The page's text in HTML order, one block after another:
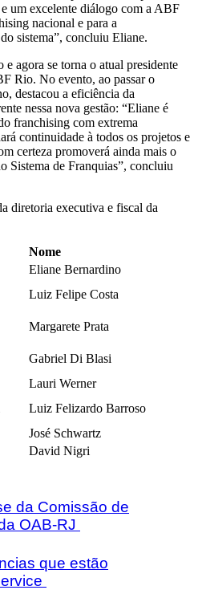
um excelente diálogo com a ABF
nacional e para a
sistema”, concluiu Eliane.
agora se torna o atual presidente
Rio. No evento, ao passar o
destacou a eficiência da
nessa nova gestão: “Eliane é
franchising com extrema
continuidade à todos os projetos e
certeza promoverá ainda mais o
Sistema de Franquias”, concluiu
diretoria executiva e fiscal da
Nome
Eliane Bernardino
Luiz Felipe Costa
Margarete Prata
Gabriel Di Blasi
Lauri Werner
Luiz Felizardo Barroso
José Schwartz
David Nigri
da Comissão de
OAB-RJ
que estão